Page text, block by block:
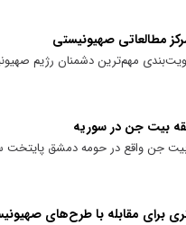
مطالعاتی صهیونیستی
مهم‌ترین دشمنان رژیم
بیت جن در سوریه
بیت جن واقع در حومه دمشق پایتخت
برای مقابله با طرح‌های